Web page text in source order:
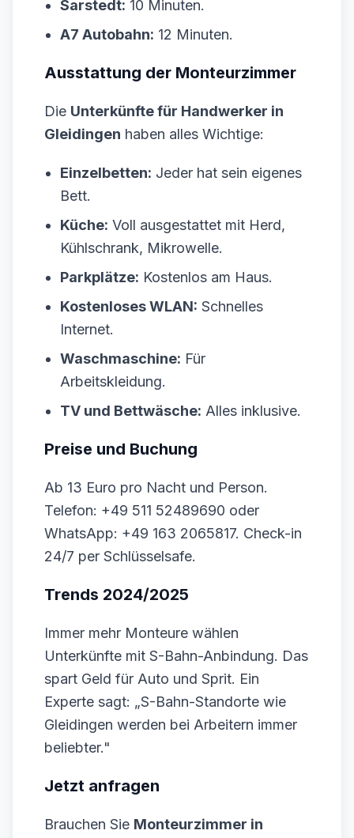
Sarstedt: 10 Minuten.
A7 Autobahn: 12 Minuten.
Ausstattung der Monteurzimmer
Die Unterkünfte für Handwerker in
Gleidingen haben alles Wichtige:
Einzelbetten: Jeder hat sein eigenes
Bett.
Küche: Voll ausgestattet mit Herd,
Kühlschrank, Mikrowelle.
Parkplätze: Kostenlos am Haus.
Kostenloses WLAN: Schnelles
Internet.
Waschmaschine: Für
Arbeitskleidung.
TV und Bettwäsche: Alles inklusive.
Preise und Buchung
Ab 13 Euro pro Nacht und Person.
Telefon: +49 511 52489690 oder
WhatsApp: +49 163 2065817. Check-in
24/7 per Schlüsselsafe.
Trends 2024/2025
Immer mehr Monteure wählen
Unterkünfte mit S-Bahn-Anbindung. Das
spart Geld für Auto und Sprit. Ein
Experte sagt: „S-Bahn-Standorte wie
Gleidingen werden bei Arbeitern immer
beliebter."
Jetzt anfragen
Brauchen Sie Monteurzimmer in